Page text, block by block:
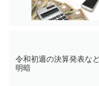
令和初週の決算発表な
明暗